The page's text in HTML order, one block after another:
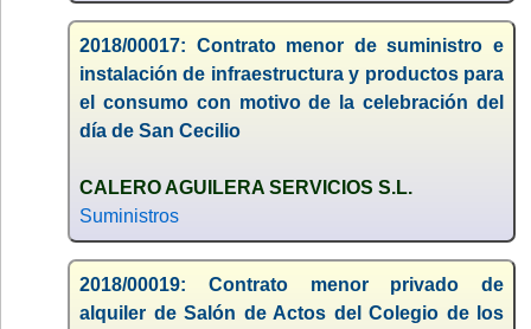
2018/00017: Contrato menor de suministro e
instalación de infraestructura y productos para
el consumo con motivo de la celebración del
día de San Cecilio
CALERO AGUILERA SERVICIOS S.L.
Suministros
2018/00019: Contrato menor privado de
alquiler de Salón de Actos del Colegio de los